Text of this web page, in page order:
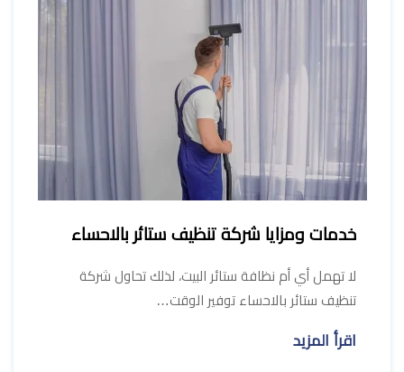
خدمات ومزايا شركة تنظيف ستائر بالاحساء
لا تهمل أي أم نظافة ستائر البيت، لذلك تحاول شركة
تنظيف ستائر بالاحساء توفير الوقت…
اقرأ المزيد